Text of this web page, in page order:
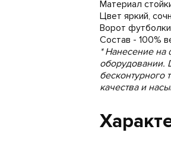
Материал
Цвет яркий,
Ворот
Состав - 100%
* Нанесение
оборудовании.
бесконтурного
качества и